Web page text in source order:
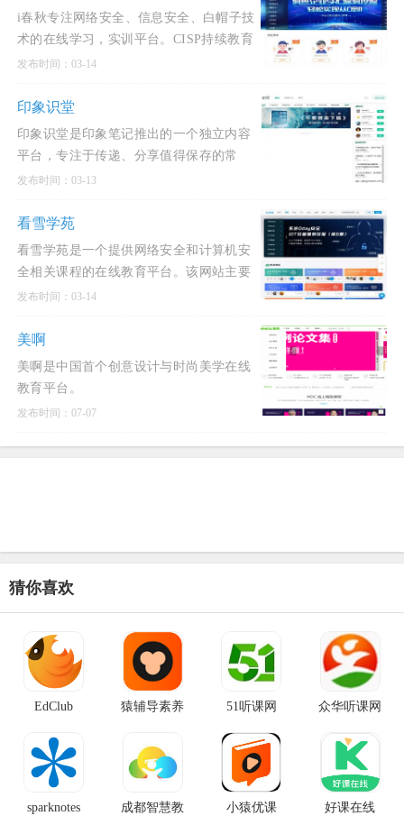
i春秋专注网络安全、信息安全、白帽子技
术的在线学习，实训平台。CISP持续教育
培训平台,致力于为网络安全、信息安全、
发布时间：03-14
印象识堂
印象识堂是印象笔记推出的一个独立内容
平台，专注于传递、分享值得保存的常
识、知识和见识。该平台旨在通过阅读提
发布时间：03-13
看雪学苑
看雪学苑是一个提供网络安全和计算机安
全相关课程的在线教育平台。该网站主要
涉及专家观察、CISO洞察和决策研究等内
发布时间：03-14
美啊
美啊是中国首个创意设计与时尚美学在线
教育平台。
发布时间：07-07
猜你喜欢
EdClub 猿辅导素养 51听课网 众华听课网
sparknotes 成都智慧教 小猿优课 好课在线